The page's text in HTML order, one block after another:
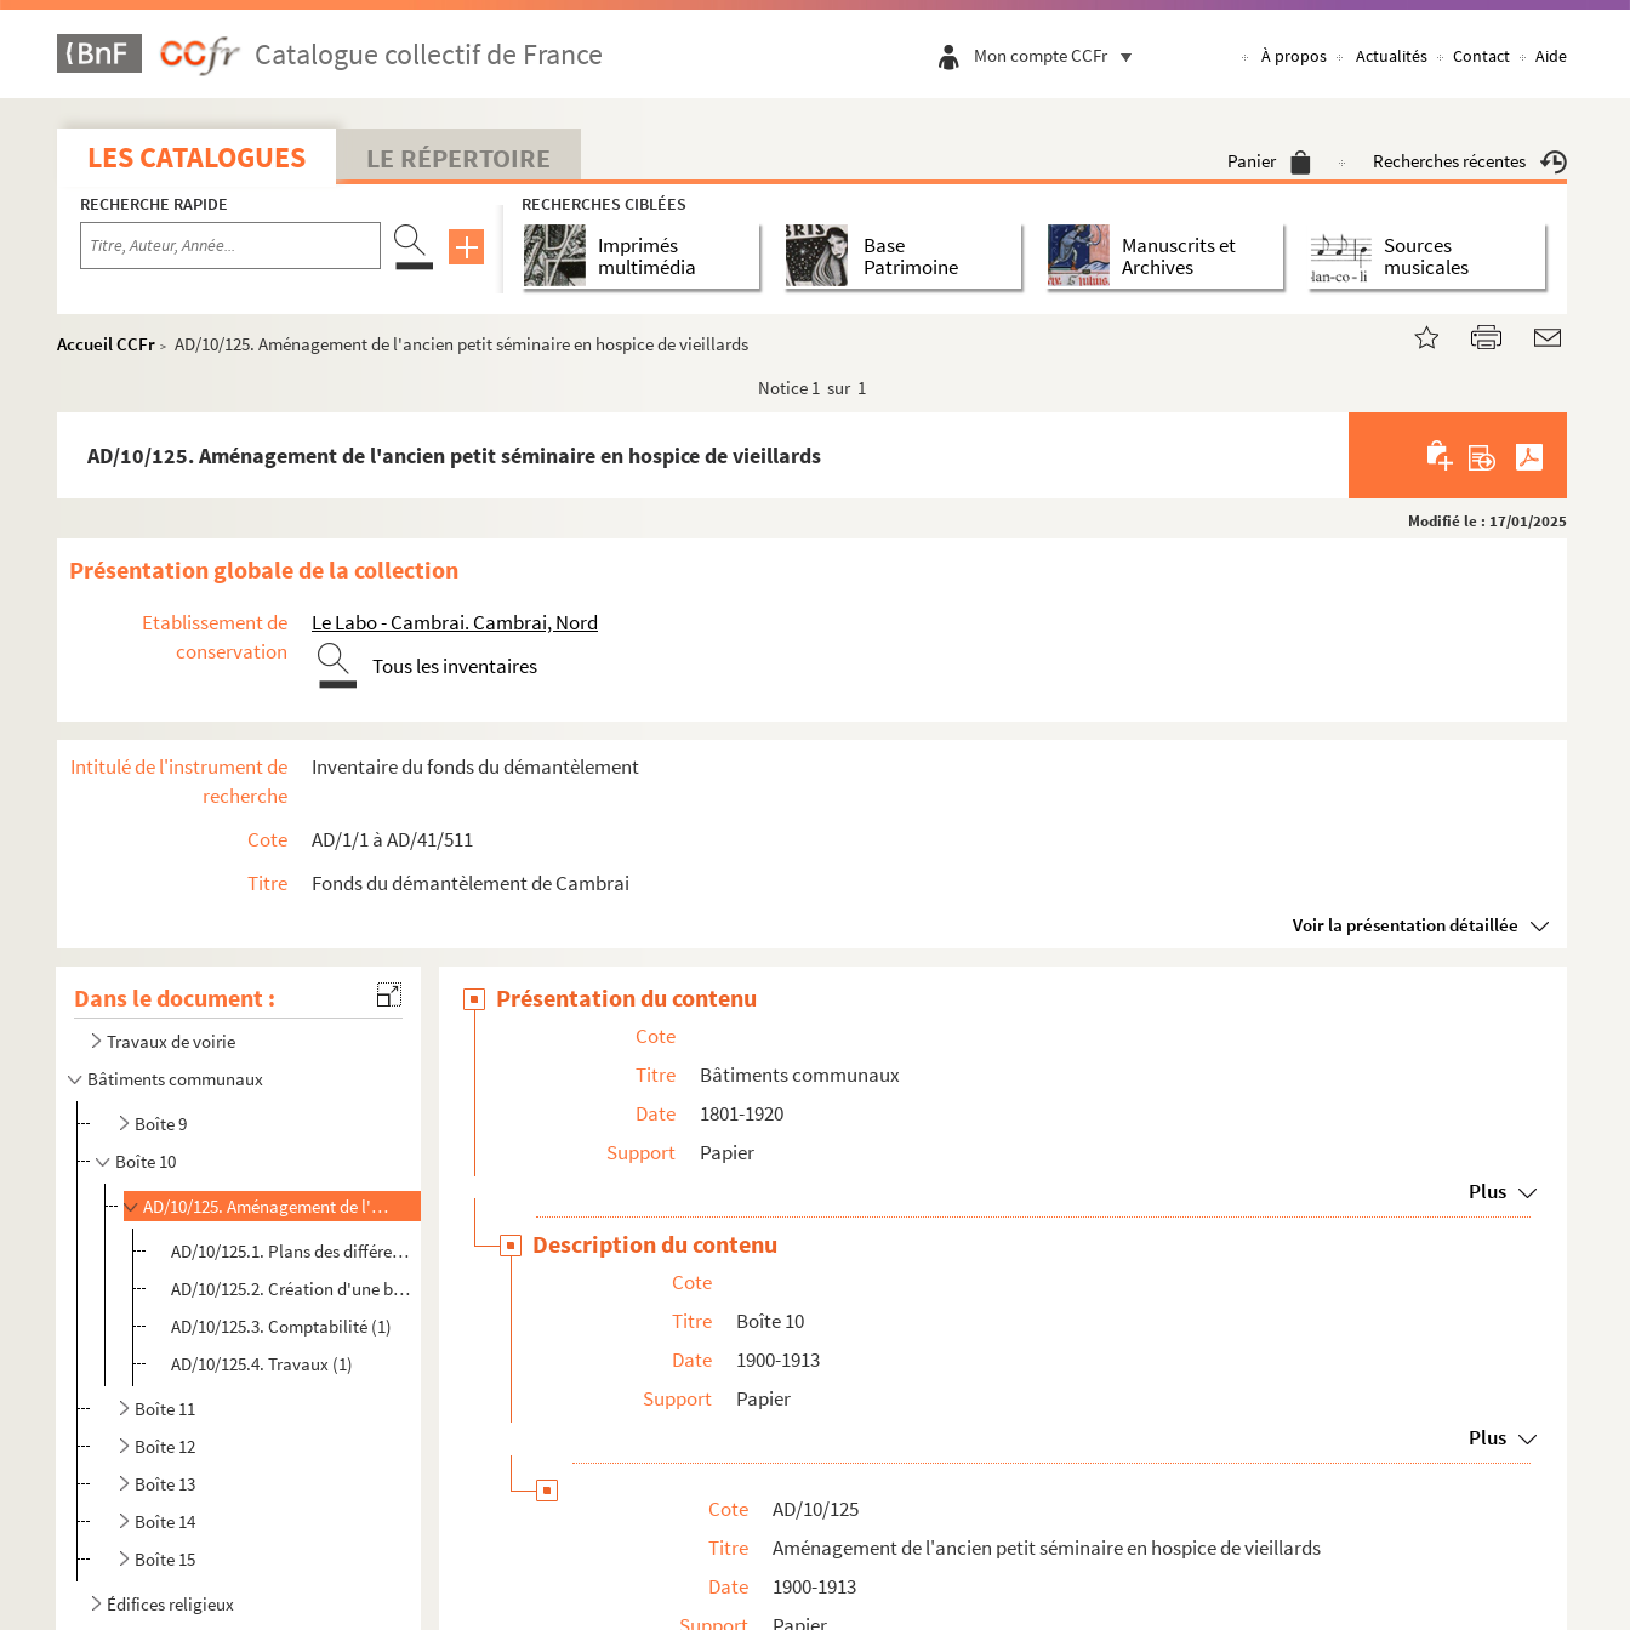
Catalogue collectif de France Mon compte CCFr À propos Actualités Contact Aide
LES CATALOGUES LE RÉPERTOIRE Panier Recherches récentes
RECHERCHE RAPIDE RECHERCHES CIBLÉES
Imprimés
multimédia
Base
Patrimoine
Manuscrits et
Archives
Sources
musicales
Accueil CCFr > AD/10/125. Aménagement de l'ancien petit séminaire en hospice de vieillards
Notice 1 sur 1
AD/10/125. Aménagement de l'ancien petit séminaire en hospice de vieillards
Modifié le : 17/01/2025
Présentation globale de la collection
Etablissement de
conservation
Le Labo - Cambrai. Cambrai, Nord
Tous les inventaires
Intitulé de l'instrument de
recherche
Inventaire du fonds du démantèlement
Cote
AD/1/1 à AD/41/511
Titre
Fonds du démantèlement de Cambrai
Voir la présentation détaillée
Dans le document :
Travaux de voirie
Bâtiments communaux
Boîte 9
Boîte 10
AD/10/125. Aménagement de l'ancien petit séminaire en hospice de vieillards
AD/10/125.1. Plans des différents étages du futur hospice
AD/10/125.2. Création d'une buanderie
AD/10/125.3. Comptabilité (1)
AD/10/125.4. Travaux (1)
Boîte 11
Boîte 12
Boîte 13
Boîte 14
Boîte 15
Édifices religieux
Présentation du contenu
Cote
Titre
Bâtiments communaux
Date
1801-1920
Support
Papier
Plus
Description du contenu
Cote
Titre
Boîte 10
Date
1900-1913
Support
Papier
Plus
Cote
AD/10/125
Titre
Aménagement de l'ancien petit séminaire en hospice de vieillards
Date
1900-1913